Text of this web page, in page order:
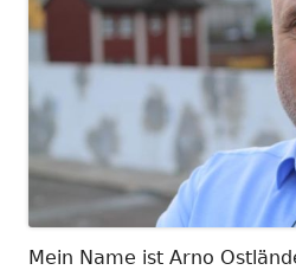
Mein Name ist Arno